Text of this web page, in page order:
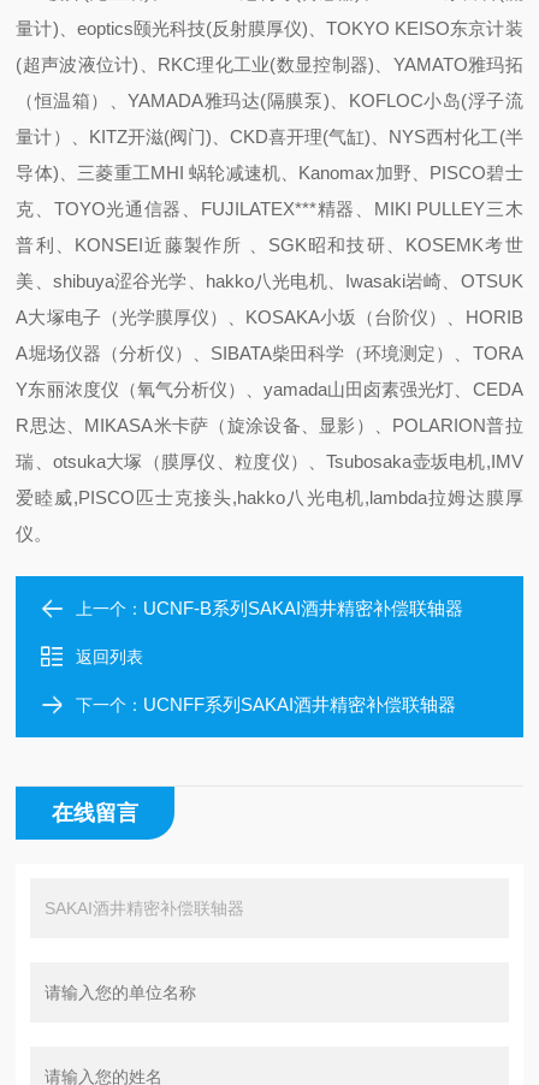
量计)、eoptics颐光科技(反射膜厚仪)、TOKYO KEISO东京计装
(超声波液位计)、RKC理化工业(数显控制器)、YAMATO雅玛拓
（恒温箱）、YAMADA雅玛达(隔膜泵)、KOFLOC小岛(浮子流
量计）、KITZ开滋(阀门)、CKD喜开理(气缸)、NYS西村化工(半
导体)、三菱重工MHI 蜗轮减速机、Kanomax加野、PISCO碧士
克、TOYO光通信器、FUJILATEX***精器、MIKI PULLEY三木
普利、KONSEI近藤製作所 、SGK昭和技研、KOSEMK考世
美、shibuya涩谷光学、hakko八光电机、Iwasaki岩崎、OTSUK
A大塚电子（光学膜厚仪）、KOSAKA小坂（台阶仪）、HORIB
A堀场仪器（分析仪）、SIBATA柴田科学（环境测定）、TORA
Y东丽浓度仪（氧气分析仪）、yamada山田卤素强光灯、CEDA
R思达、MIKASA米卡萨（旋涂设备、显影）、POLARION普拉
瑞、otsuka大塚（膜厚仪、粒度仪）、Tsubosaka壶坂电机,IMV
爱睦威,PISCO匹士克接头,hakko八光电机,lambda拉姆达膜厚
仪。
上一个： UCNF-B系列SAKAI酒井精密补偿联轴器
返回列表
下一个： UCNFF系列SAKAI酒井精密补偿联轴器
在线留言